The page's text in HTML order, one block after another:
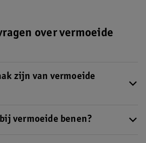
over vermoeide
zijn van vermoeide
benen krijgen tijdens je
vermoeide benen?